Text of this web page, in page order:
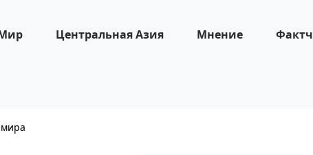
Центральная Азия Мнение